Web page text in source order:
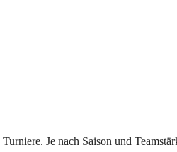
Je nach Saison und